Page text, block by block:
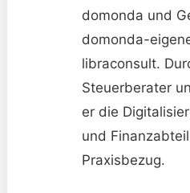
domonda und
domonda-
libraconsult.
Steuerberater
er die
und
Praxisbezug.